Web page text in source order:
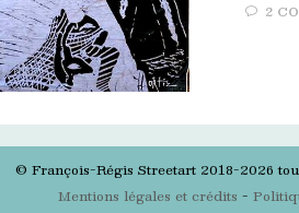
2
© François-Régis Streetart 2018-2026
Mentions légales et crédits -